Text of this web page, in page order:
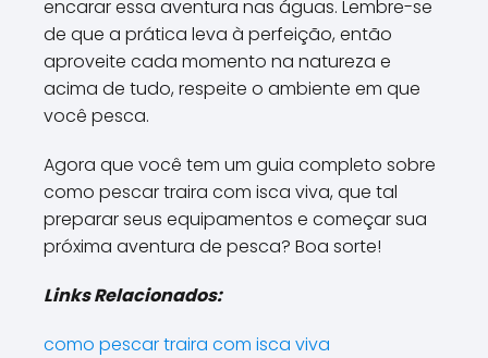
encarar essa aventura nas águas. Lembre-se
de que a prática leva à perfeição, então
aproveite cada momento na natureza e
acima de tudo, respeite o ambiente em que
você pesca.
Agora que você tem um guia completo sobre
como pescar traira com isca viva, que tal
preparar seus equipamentos e começar sua
próxima aventura de pesca? Boa sorte!
Links Relacionados:
como pescar traira com isca viva